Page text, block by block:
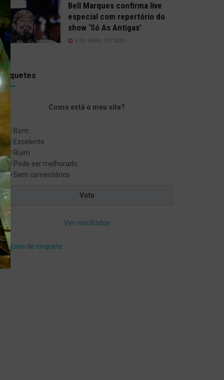
Bell Marques confirma live
especial com repertório do
show ‘Só As Antigas’
6 DE ABRIL DE 2020
Enquetes
Como está o meu site?
Bom
Excelente
Ruim
Pode ser melhorado
Sem comentários
Ver resultados
Arquivo de enquete